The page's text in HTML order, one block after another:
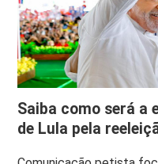
Saiba como será a
de Lula pela